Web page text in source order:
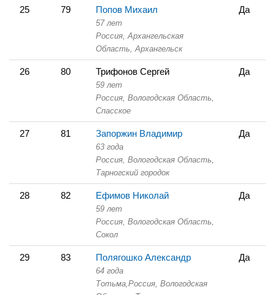
25 79 Попов Михаил
57 лет
Россия, Архангельская
Область, Архангельск
Да
26 80 Трифонов Сергей
59 лет
Россия, Вологодская Область,
Спасское
Да
27 81 Запоржин Владимир
63 года
Россия, Вологодская Область,
Тарногский городок
Да
28 82 Ефимов Николай
59 лет
Россия, Вологодская Область,
Сокол
Да
29 83 Полягошко Александр
64 года
Тотьма, Россия, Вологодская
Да